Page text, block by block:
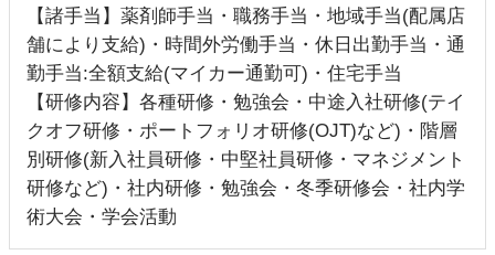
【諸手当】薬剤師手当・職務手当・地域手当(配属店
舗により支給)・時間外労働手当・休日出勤手当・通
勤手当:全額支給(マイカー通勤可)・住宅手当
【研修内容】各種研修・勉強会・中途入社研修(テイ
クオフ研修・ポートフォリオ研修(OJT)など)・階層
別研修(新入社員研修・中堅社員研修・マネジメント
研修など)・社内研修・勉強会・冬季研修会・社内学
術大会・学会活動